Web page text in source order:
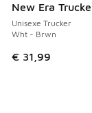
New Era
Unisexe Trucker
Wht - Brwn
€ 31,99